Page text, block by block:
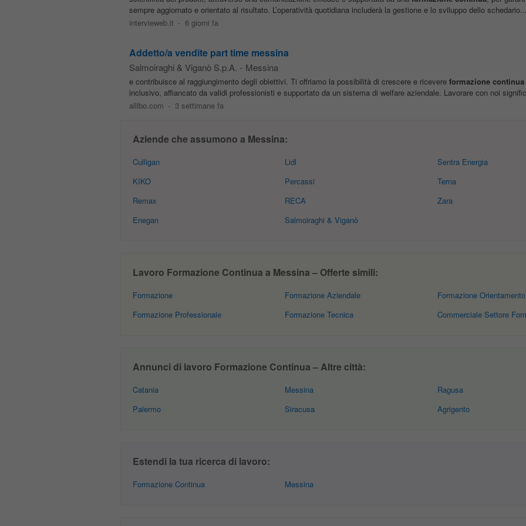
sempre aggiornato e orientato al risultato. L’operatività quotidiana includerà la gestione e lo sviluppo dello schedario...
intervieweb.it - 6 giorni fa
Addetto/a vendite part time messina
Salmoiraghi & Viganò S.p.A. - Messina
e contribuisce al raggiungimento degli obiettivi. Ti offriamo la possibilità di crescere e ricevere formazione continua
inclusivo, affiancato da validi professionisti e supportato da un sistema di welfare aziendale. Lavorare con noi
allibo.com - 3 settimane fa
Aziende che assumono a Messina:
Culligan
KIKO
Remax
Enegan
Lidl
Percassi
RECA
Salmoiraghi & Viganò
Sentra Energia
Terna
Zara
Lavoro Formazione Continua a Messina – Offerte simili:
Formazione
Formazione Professionale
Formazione Aziendale
Formazione Tecnica
Formazione Orientamento
Commerciale Settore
Annunci di lavoro Formazione Continua – Altre città:
Catania
Palermo
Messina
Siracusa
Ragusa
Agrigento
Estendi la tua ricerca di lavoro:
Formazione Continua Messina